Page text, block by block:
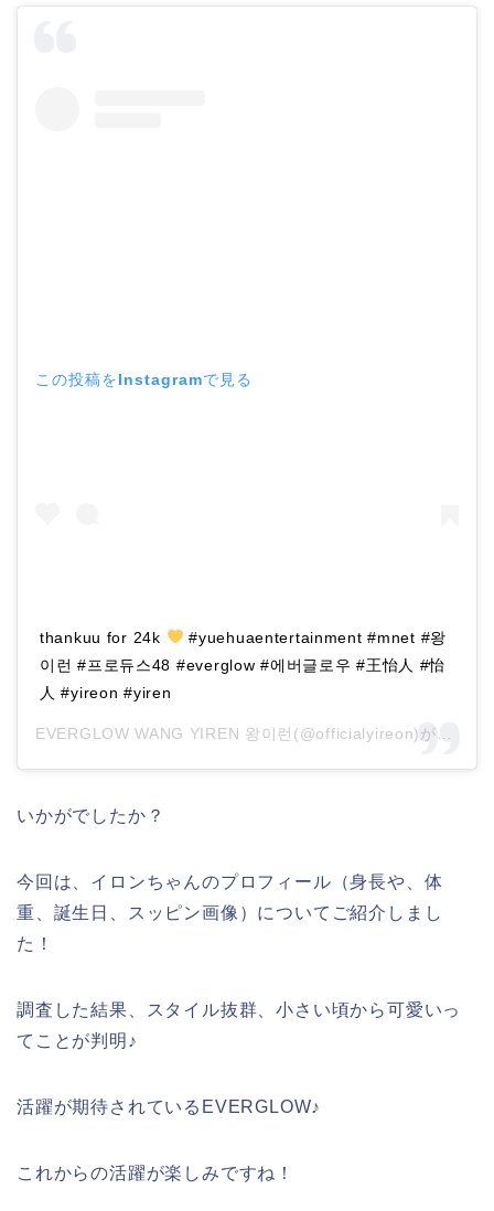
この投稿をInstagramで見る
thankuu for 24k
#yuehuaentertainment #mnet #왕
이런 #프로듀스48 #everglow #에버글로우 #王怡人 #怡
人 #yireon #yiren
いかがでしたか？
今回は、イロンちゃんのプロフィール（身長や、体
重、誕生日、スッピン画像）についてご紹介しまし
た！
調査した結果、スタイル抜群、小さい頃から可愛いっ
てことが判明♪
活躍が期待されているEVERGLOW♪
これからの活躍が楽しみですね！